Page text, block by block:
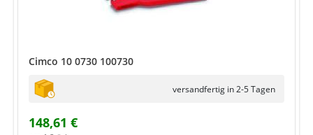
Cimco 10 0730 100730
versandfertig in 2-5 Tagen
148,61 €